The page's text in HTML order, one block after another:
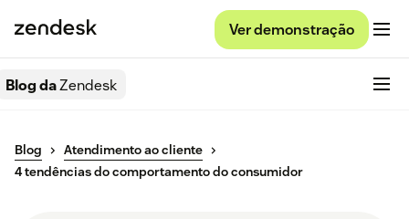
Ver demonstração
Blog daZendesk
Blog
Atendimento ao cliente
4 tendências do comportamento do consumidor